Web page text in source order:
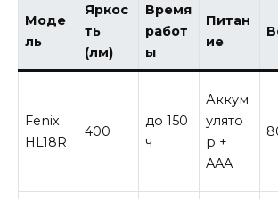
Моде
ль
Яркос
ть
(лм)
Время
работ
ы
Питан
ие
Fenix
HL18R
400
до 150
ч
Аккум
улято
р +
AAA